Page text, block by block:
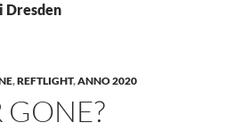
Dresden
,REFTLIGHT,ANNO 2020
GONE?